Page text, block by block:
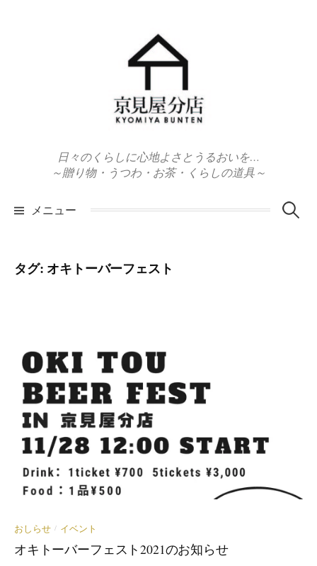
日々のくらしに心地よさとうるおいを…
～贈り物・うつわ・お茶・くらしの道具～
メニュー 検
タグ: オキトーバーフェスト
おしらせ / イベント
オキトーバーフェスト2021のお知らせ